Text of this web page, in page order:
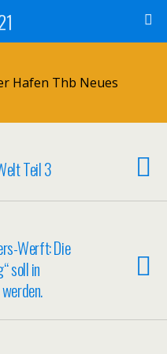
Hafen Thb Neues
Teil 3
Werft: Die
soll in